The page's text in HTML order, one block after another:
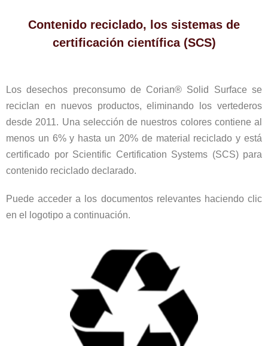
Contenido reciclado, los sistemas de
certificación científica (SCS)
Los desechos preconsumo de Corian® Solid Surface se
reciclan en nuevos productos, eliminando los vertederos
desde 2011. Una selección de nuestros colores contiene al
menos un 6% y hasta un 20% de material reciclado y está
certificado por Scientific Certification Systems (SCS) para
contenido reciclado declarado.
Puede acceder a los documentos relevantes haciendo clic
en el logotipo a continuación.